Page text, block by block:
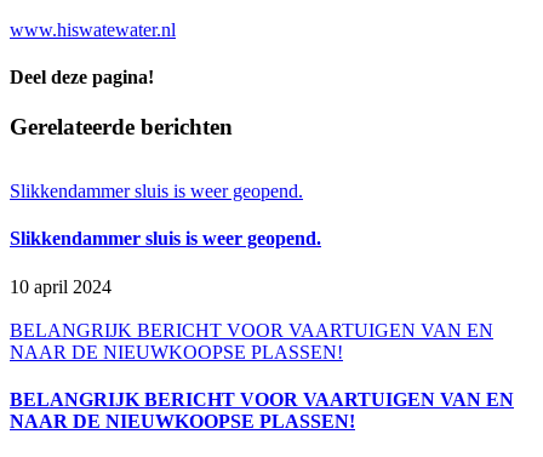
www.hiswatewater.nl
Deel deze pagina!
Facebook
X
LinkedIn
WhatsApp
E-
Gerelateerde berichten
Slikkendammer sluis is weer geopend.
Slikkendammer sluis is weer geopend.
10 april 2024
BELANGRIJK BERICHT VOOR VAARTUIGEN VAN EN
NAAR DE NIEUWKOOPSE PLASSEN!
BELANGRIJK BERICHT VOOR VAARTUIGEN VAN EN
NAAR DE NIEUWKOOPSE PLASSEN!